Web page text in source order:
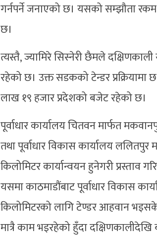
गर्नपर्ने जनाएको छ। यसको सम्झौता
छ।
त्यस्तै, ज्यामिरे सिस्नेरी छैमले
रहेको छ। उक्त सडकको टेन्डर
लाख १९ हजार प्रदेशको बजेट रहेको छ।
पूर्वाधार कार्यालय चितवन मार्फत
तथा पूर्वाधार विकास कार्यालय
किलोमिटर कार्यान्वयन हुनेगरी प्रस्ताव
यसमा काठमाडौंबाट पूर्वाधार विकास
किलोमिटरको लागि टेण्डर आहवान
मात्रै काम भइरहेको हुँदा